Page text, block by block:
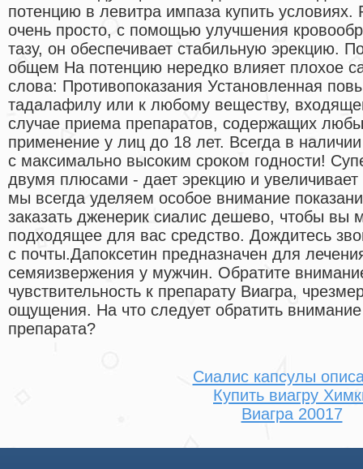
потенцию в левитра импаза купить условиях.
очень просто, с помощью улучшения
тазу, он обеспечивает стабильную эрекцию.
общем На потенцию нередко влияет плохое
слова: Противопоказания Установленная
тадалафилу или к любому веществу,
случае приема препаратов, содержащих
применение у лиц до 18 лет. Всегда в
с максимально высоким сроком годности!
двумя плюсами - дает эрекцию и
мы всегда уделяем особое внимание
заказать дженерик сиалис дешево, чтобы вы
подходящее для вас средство. Дождитесь
с почты.Дапоксетин предназначен для
семяизвержения у мужчин. Обратите
чувствительность к препарату Виагра,
ощущения. На что следует обратить
препарата?
Сиалис капсулы
Купить виагру
Виагра 20017